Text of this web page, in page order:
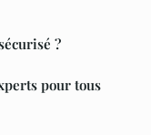
?
pour tous